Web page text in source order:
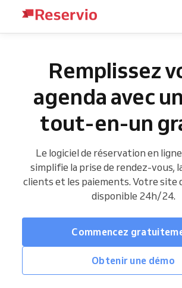
Remplissez
agenda avec
tout-en-un
Le logiciel de réservation en
simplifie la prise de rendez-vous,
clients et les paiements. Votre site
disponible 24h/24.
Commencez
Obtenir une démo